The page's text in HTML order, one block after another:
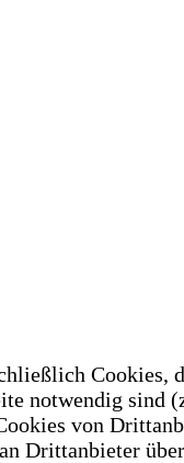
Cookies,
notwendig sind
von
Drittanbieter